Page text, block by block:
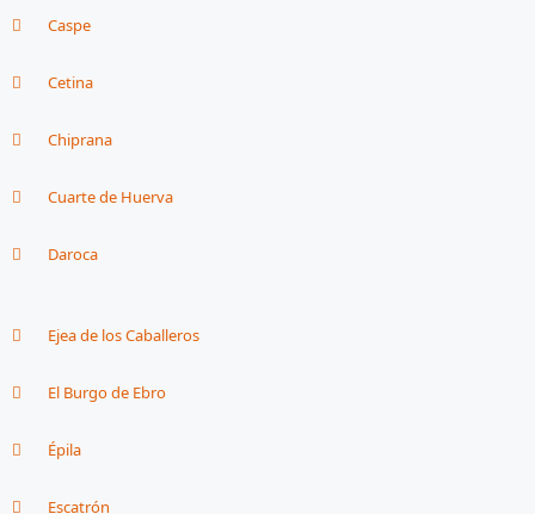
Caspe
Cetina
Chiprana
Cuarte de Huerva
Daroca
Ejea de los Caballeros
El Burgo de Ebro
Épila
Escatrón